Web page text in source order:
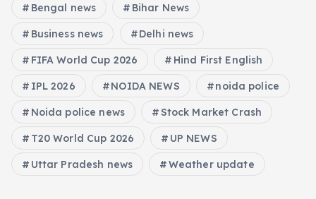
Bengal news Bihar News
Business news Delhi news
FIFA World Cup 2026 Hind First English
IPL 2026 NOIDA NEWS noida police
Noida police news Stock Market Crash
T20 World Cup 2026 UP NEWS
Uttar Pradesh news Weather update